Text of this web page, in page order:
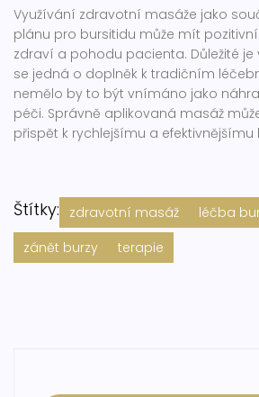
Využívání zdravotní masáže jako
plánu pro bursitidu může mít
zdraví a pohodu pacienta. Důležité je
se jedná o doplněk k tradičním
nemělo by to být vnímáno jako
péči. Správně aplikovaná masáž
přispět k rychlejšímu a efektivnějšímu
Štítky: zdravotní masáž
léčba
zánět burzy
terapie